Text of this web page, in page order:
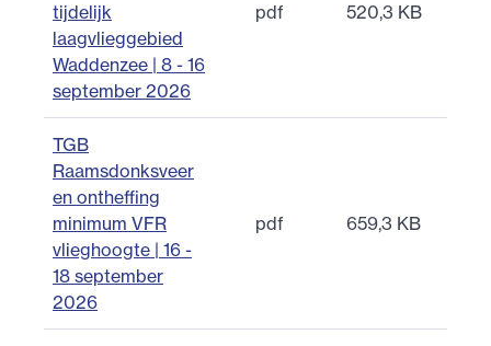
tijdelijk
laagvlieggebied
Waddenzee | 8 - 16
september 2026
pdf 520,3 KB
TGB
Raamsdonksveer
en ontheffing
minimum VFR
vlieghoogte | 16 -
18 september
2026
pdf 659,3 KB